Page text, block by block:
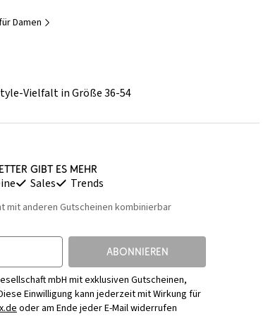
Damen
Vielfalt in Größe 36-54
gibt es mehr
Sales Trends
mit anderen Gutscheinen kombinierbar
ABONNIEREN
mbH mit exklusiven Gutscheinen,
Einwilligung kann jederzeit mit Wirkung für
oder am Ende jeder E-Mail widerrufen